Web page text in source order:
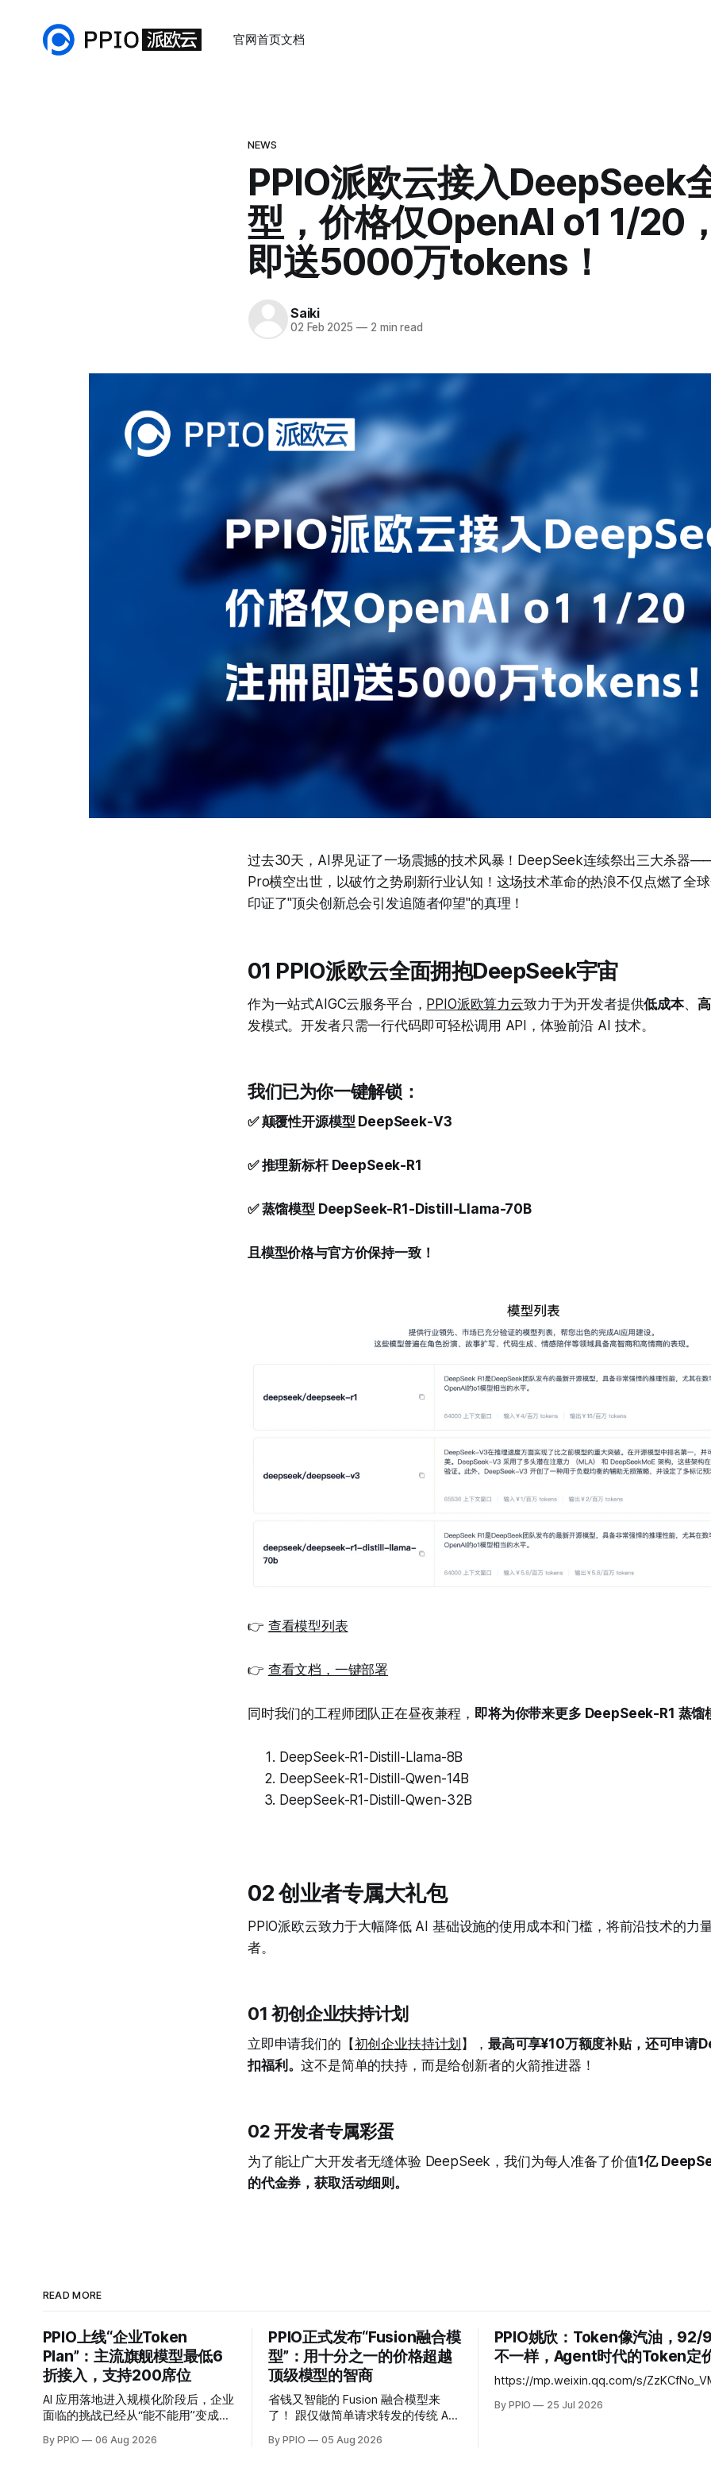
官网首页文档
NEWS
PPIO派欧云接入DeepSeek
型，价格仅OpenAI o1 1/20
即送5000万tokens！
Saiki
02 Feb 2025 —2 min read
过去30天，AI界见证了一场震撼的技术风暴！DeepSeek连续祭出三大杀器
Pro横空出世，以破竹之势刷新行业认知！这场技术革命的热浪不仅点燃了全
印证了"顶尖创新总会引发追随者仰望"的真理！
01 PPIO派欧云全面拥抱DeepSeek宇宙
作为一站式AIGC云服务平台， PPIO派欧算力云致力于为开发者提供低成本、
发模式。开发者只需一行代码即可轻松调用 API，体验前沿 AI 技术。
我们已为你一键解锁：
✅ 颠覆性开源模型 DeepSeek-V3
✅ 推理新标杆 DeepSeek-R1
✅ 蒸馏模型 DeepSeek-R1-Distill-Llama-70B
且模型价格与官方价保持一致！
👉 查看模型列表
👉 查看文档，一键部署
同时我们的工程师团队正在昼夜兼程， 即将为你带来更多 DeepSeek-R1 蒸馏
DeepSeek-R1-Distill-Llama-8B
DeepSeek-R1-Distill-Qwen-14B
DeepSeek-R1-Distill-Qwen-32B
02 创业者专属大礼包
PPIO派欧云致力于大幅降低 AI 基础设施的使用成本和门槛，将前沿技术的力
者。
01 初创企业扶持计划
立即申请我们的【初创企业扶持计划 】， 最高可享¥10万额度补贴，还可申请
扣福利 。这不是简单的扶持，而是给创新者的火箭推进器！
02 开发者专属彩蛋
为了能让广大开发者无缝体验 DeepSeek，我们为每人准备了价值1亿
的代金券，获取活动细则。
READ MORE
PPIO上线“企业Token
Plan”：主流旗舰模型最低6
折接入，支持200席位
AI 应用落地进入规模化阶段后，企业
面临的挑战已经从“能不能用”变成了
去一年，模型 API 的调用成本普遍下
By PPIO 06 Aug 2026
PPIO正式发布“Fusion融合模
型”：用十分之一的价格超越
顶级模型的智商
省钱又智能的 Fusion 融合模型来
了！ 跟仅做简单请求转发的传统 API
上线的新功能——Fusion 融合模型
By PPIO 05 Aug 2026
PPIO姚欣：Token像汽油，
不一样，Agent时代的Token定
https://mp.weixin.qq.com/s/
By PPIO 25 Jul 2026